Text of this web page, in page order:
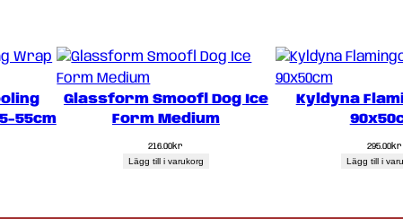
55cm
Glassform Smoofl Dog Ice
Form Medium
216.00kr
Lägg till i varukorg
Kyldyna
295.00kr
Lägg till i